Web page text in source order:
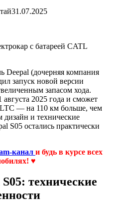
31.07.2025
с батареей CATL
Deepal (дочерняя компания
запуск новой версии
запасом хода.
2025 года и сможет
— на 110 км больше, чем
и технические
S05 остались практически
канал и будь в курсе всех
♥
технические